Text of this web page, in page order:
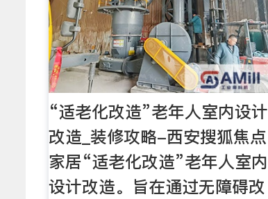
“适老化改造”老年人室内设计
改造_装修攻略-西安搜狐焦点
家居“适老化改造”老年人室内
设计改造。旨在通过无障碍改